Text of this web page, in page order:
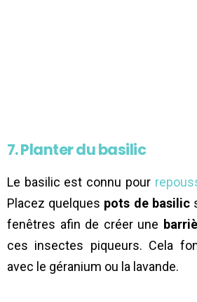
7. Planter du basilic
Le basilic est connu pour
Placez quelques pots de basilic
fenêtres afin de créer une
ces insectes piqueurs. Cela
avec le géranium ou la lavande.